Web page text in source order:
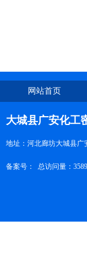
网站首页
大城县广安化工
地址：河北廊坊大城县广
备案号： 总访问量：